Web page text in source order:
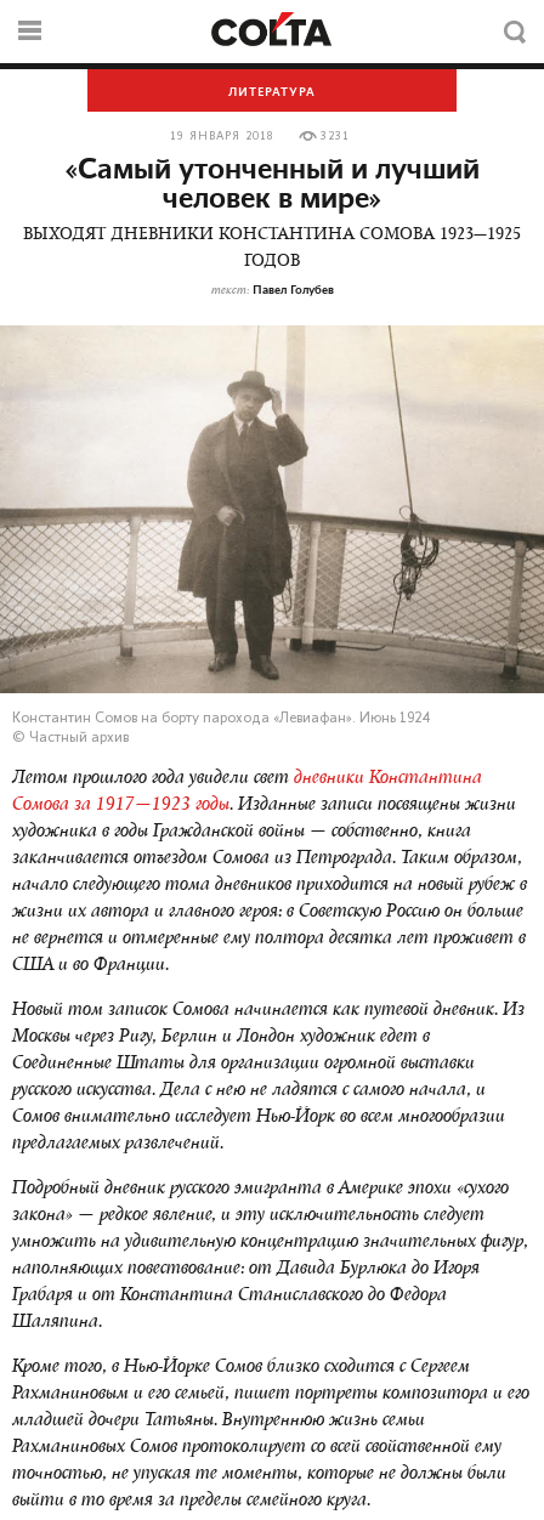
ЛИТЕРАТУРА
19 ЯНВАРЯ 2018 3231
«Самый утонченный и лучший
человек в мире»
ВЫХОДЯТ ДНЕВНИКИ КОНСТАНТИНА СОМОВА 1923—1925
ГОДОВ
текст: Павел Голубев
Константин Сомов на борту парохода «Левиафан». Июнь 1924
© Частный архив
Летом прошлого года увидели свет дневники Константина
Сомова за 1917—1923 годы. Изданные записи посвящены жизни
художника в годы Гражданской войны — собственно, книга
заканчивается отъездом Сомова из Петрограда. Таким образом,
начало следующего тома дневников приходится на новый рубеж в
жизни их автора и главного героя: в Советскую Россию он больше
не вернется и отмеренные ему полтора десятка лет проживет в
США и во Франции.
Новый том записок Сомова начинается как путевой дневник. Из
Москвы через Ригу, Берлин и Лондон художник едет в
Соединенные Штаты для организации огромной выставки
русского искусства. Дела с нею не ладятся с самого начала, и
Сомов внимательно исследует Нью-Йорк во всем многообразии
предлагаемых развлечений.
Подробный дневник русского эмигранта в Америке эпохи «сухого
закона» — редкое явление, и эту исключительность следует
умножить на удивительную концентрацию значительных фигур,
наполняющих повествование: от Давида Бурлюка до Игоря
Грабаря и от Константина Станиславского до Федора
Шаляпина.
Кроме того, в Нью-Йорке Сомов близко сходится с Сергеем
Рахманиновым и его семьей, пишет портреты композитора и его
младшей дочери Татьяны. Внутреннюю жизнь семьи
Рахманиновых Сомов протоколирует со всей свойственной ему
точностью, не упуская те моменты, которые не должны были
выйти в то время за пределы семейного круга.